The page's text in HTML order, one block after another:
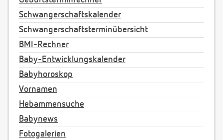
Schwangerschaftskalender
Schwangerschaftsterminübersicht
BMI-Rechner
Baby-Entwicklungskalender
Babyhoroskop
Vornamen
Hebammensuche
Babynews
Fotogalerien